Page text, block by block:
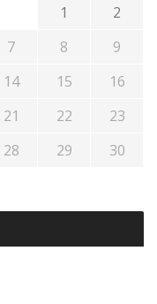
1
2
7 8
9
14 15
16
21 22
23
28 29
30